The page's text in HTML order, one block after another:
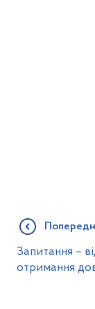
Запитання –
отримання